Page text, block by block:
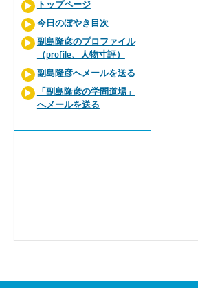
トップページ
今日のぼやき目次
副島隆彦のプロファイル
（profile、人物寸評）
副島隆彦へメールを送る
「副島隆彦の学問道場」
へメールを送る